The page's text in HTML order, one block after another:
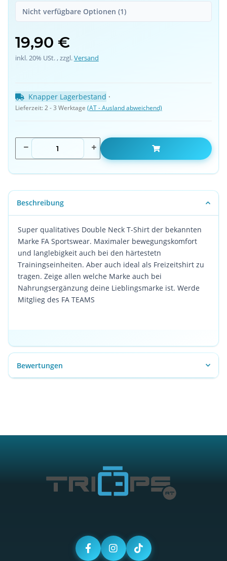
Nicht verfügbare Optionen (1)
19,90 €
inkl. 20% USt. , zzgl.Versand
Knapper Lagerbestand ·
Lieferzeit:2 - 3 Werktage (AT - Ausland abweichend)
Beschreibung
Super qualitatives Double Neck T-Shirt der bekannten
Marke FA Sportswear. Maximaler bewegungskomfort
und langlebigkeit auch bei den härtestetn
Trainingseinheiten. Aber auch ideal als Freizeitshirt zu
tragen. Zeige allen welche Marke auch bei
Nahrungsergänzung deine Lieblingsmarke ist. Werde
Mitglieg des FA TEAMS
Bewertungen